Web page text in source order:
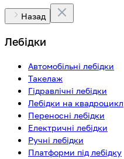
Назад
Лебідки
Автомобільні лебідки
Такелаж
Гідравлічні лебідки
Лебідки на квадроцикл
Переносні лебідки
Електричні лебідки
Ручні лебідки
Платформи під лебідку